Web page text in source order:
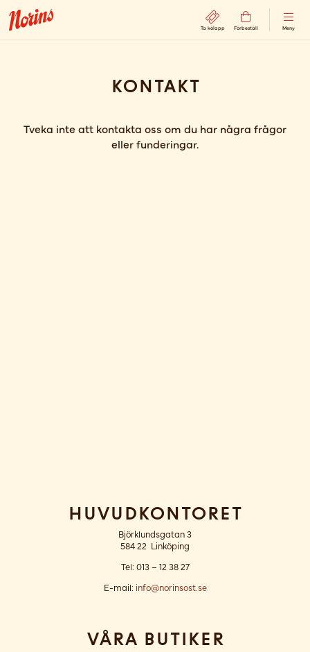
Ta kölapp Förbeställ Meny
Kontakt
Tveka inte att kontakta oss om du har några frågor
eller funderingar.
Huvudkontoret
Björklundsgatan 3
584 22 Linköping
Tel: 013 – 12 38 27
E-mail: info@norinsost.se
Våra butiker